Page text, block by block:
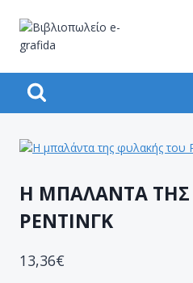
content
Η ΜΠΑΛΑΝΤΑ
ΡΕΝΤΙΝΓΚ
13,36€